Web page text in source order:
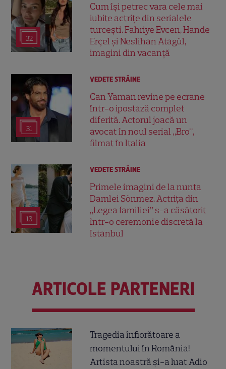
32
Cum își petrec vara cele mai
iubite actrițe din serialele
turcești. Fahriye Evcen, Hande
Erçel și Neslihan Atagül,
imagini din vacanță
31
VEDETE STRĂINE
Can Yaman revine pe ecrane
într-o ipostază complet
diferită. Actorul joacă un
avocat în noul serial „Bro”,
filmat în Italia
13
VEDETE STRĂINE
Primele imagini de la nunta
Damlei Sönmez. Actrița din
„Legea familiei” s-a căsătorit
într-o ceremonie discretă la
Istanbul
ARTICOLE PARTENERI
Tragedia înfiorătoare a
momentului în România!
Artista noastră și-a luat Adio